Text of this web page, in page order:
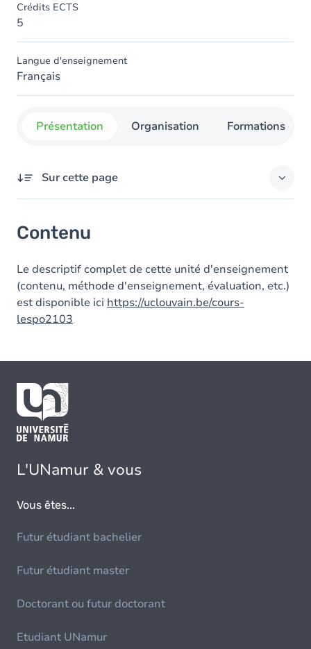
Crédits ECTS
5
Langue d'enseignement
Français
Présentation Organisation Formations
Sur cette page
Contenu
Le descriptif complet de cette unité d'enseignement
(contenu, méthode d'enseignement, évaluation, etc.)
est disponible ici https://uclouvain.be/cours-
lespo2103
L'UNamur & vous
Vous êtes...
Futur étudiant bachelier
Futur étudiant master
Doctorant ou futur doctorant
Etudiant UNamur